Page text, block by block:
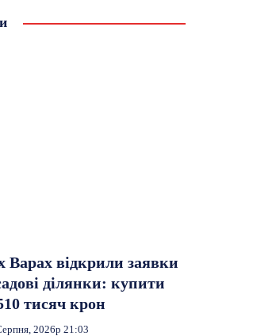
відкрили заявки
ділянки: купити
тисяч крон
2026р 21:03